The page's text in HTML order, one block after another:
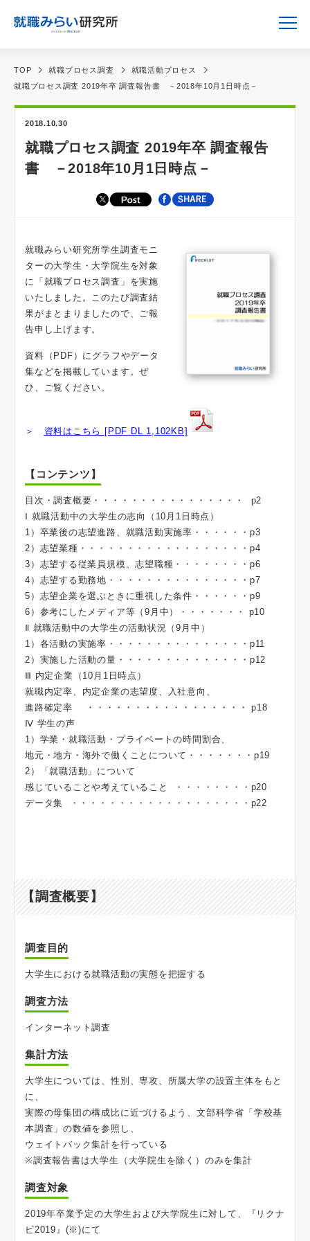
TOP 就職プロセス調査
就職活動プロセス
就職プロセス調査 2019年卒 調査報告書 －2018年10月1日時点－
2018.10.30
就職プロセス調査 2019年卒 調査報告
書 －2018年10月1日時点－
就職みらい研究所学生調査モニ
ターの大学生・大学院生を対象
に「就職プロセス調査」を実施
いたしました。このたび調査結
果がまとまりましたので、ご報
告申し上げます。
資料（PDF）にグラフやデータ
集などを掲載しています。ぜ
ひ、ご覧ください。
＞ 資料はこちら [PDF DL 1,102KB]
【コンテンツ】
目次・調査概要・・・・・・・・・・・・・・・・ p2
Ⅰ 就職活動中の大学生の志向（10月1日時点）
1）卒業後の志望進路、就職活動実施率・・・・・・p3
2）志望業種・・・・・・・・・・・・・・・・・・p4
3）志望する従業員規模、志望職種・・・・・・・・p6
4）志望する勤務地・・・・・・・・・・・・・・・p7
5）志望企業を選ぶときに重視した条件・・・・・・p9
6）参考にしたメディア等（9月中）・・・・・・・ p10
Ⅱ 就職活動中の大学生の活動状況（9月中）
1）各活動の実施率・・・・・・・・・・・・・・・p11
2）実施した活動の量・・・・・・・・・・・・・・p12
Ⅲ 内定企業（10月1日時点）
就職内定率、内定企業の志望度、入社意向、
進路確定率 ・・・・・・・・・・・・・・・・・ p18
Ⅳ 学生の声
1）学業・就職活動・プライベートの時間割合、
地元・地方・海外で働くことについて・・・・・・・p19
2）「就職活動」について
感じていることや考えていること ・・・・・・・・p20
データ集 ・・・・・・・・・・・・・・・・・・・p22
【調査概要】
調査目的
大学生における就職活動の実態を把握する
調査方法
インターネット調査
集計方法
大学生については、性別、専攻、所属大学の設置主体をもと
に、
実際の母集団の構成比に近づけるよう、文部科学省「学校基
本調査」の数値を参照し、
ウェイトバック集計を行っている
※調査報告書は大学生（大学院生を除く）のみを集計
調査対象
2019年卒業予定の大学生および大学院生に対して、『リクナ
ビ2019』(※)にて